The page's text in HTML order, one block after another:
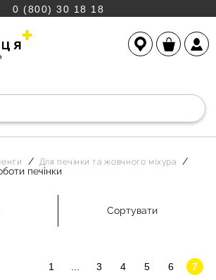
0 (800) 30 18 18
Для печінки та жовчного міхура
печінки
Сортувати
1 3 4 5 6 7